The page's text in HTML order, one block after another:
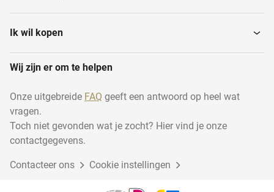
Aftekengereedschappen
Bankschroeven Hefboomplatenschaar
Ik wil kopen
Wij zijn er om te helpen
Onze uitgebreide FAQ geeft een antwoord op heel wat
vragen.
Toch niet gevonden wat je zocht? Hier vind je onze
contactgegevens.
Contacteer ons Cookie instellingen